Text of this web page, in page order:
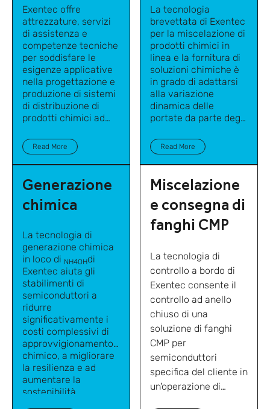
Exentec offre
attrezzature, servizi
di assistenza e
competenze tecniche
per soddisfare le
esigenze applicative
nella progettazione e
produzione di sistemi
di distribuzione di
prodotti chimici ad
Read More
La tecnologia
brevettata di Exentec
per la miscelazione di
prodotti chimici in
linea e la fornitura di
soluzioni chimiche è
in grado di adattarsi
alla variazione
dinamica delle
portate da parte degli
di utilizzo,
mantenendo una
precisa accuratezza
della miscela.
Read More
Generazione
chimica
La tecnologia di
generazione chimica
in loco di NH4OHdi
Exentec aiuta gli
stabilimenti di
semiconduttori a
ridurre
significativamente i
costi complessivi di
approvvigionamento
chimico, a migliorare
la resilienza e ad
aumentare la
sostenibilità
Miscelazione
e consegna di
fanghi CMP
La tecnologia di
controllo a bordo di
Exentec consente il
controllo ad anello
chiuso di una
soluzione di fanghi
CMP per
semiconduttori
specifica del cliente in
un'operazione di